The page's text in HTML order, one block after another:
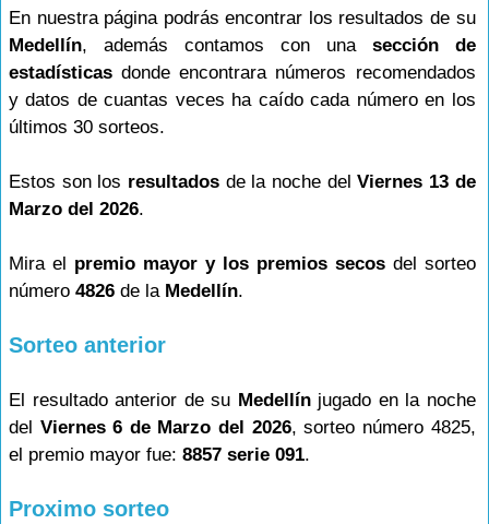
En nuestra página podrás encontrar los resultados de su
Medellín, además contamos con una sección de
estadísticas donde encontrara números recomendados
y datos de cuantas veces ha caído cada número en los
últimos 30 sorteos.
Estos son los resultadosde la noche delViernes 13 de
Marzo del 2026.
Mira el premio mayor y los premios secosdel sorteo
número 4826 de la Medellín.
Sorteo anterior
El resultado anterior de su Medellínjugado en la noche
del Viernes 6 de Marzo del 2026, sorteo número 4825,
el premio mayor fue: 8857 serie 091.
Proximo sorteo